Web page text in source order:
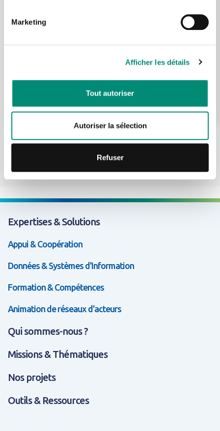
Marketing
Afficher les détails
Tout autoriser
Autoriser la sélection
Refuser
Prochaine session le 31/08/2026
VOIR TOUTES NOS FORMATIONS
Expertises & Solutions
Appui & Coopération
Données & Systèmes d'Information
Formation & Compétences
Animation de réseaux d'acteurs
Qui sommes-nous ?
Missions & Thématiques
Nos projets
Outils & Ressources
Je n'ai pas de compte
CRÉER UN COMPTE